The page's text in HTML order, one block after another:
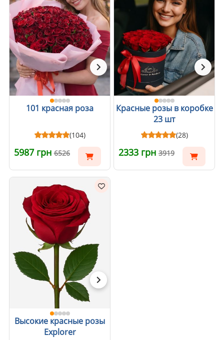
101 красная роза
(104)
5987 грн6526
Красные розы в коробке
23 шт
(28)
2333 грн3919
Высокие красные розы
Explorer